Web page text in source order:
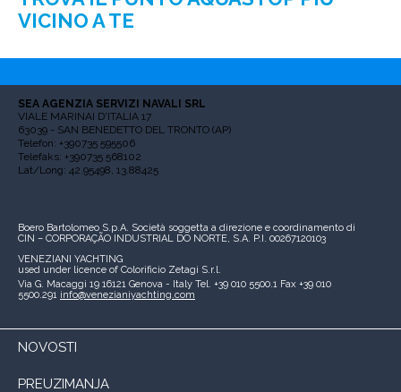
VICINO A TE
SEA AGENZIA SERVIZI NAVALI SRL
VIALE MARINAI D'ITALIA 17
63039 - SAN BENEDETTO DEL TRONTO (AP)
Telefon: +390735 595506
Telefaks: +390735 568102
Lat/Long: 42.95498, 13.88425
Boero Bartolomeo S.p.A. Società soggetta a direzione e coordinamento di
CIN – CORPORAÇÃO INDUSTRIAL DO NORTE, S.A. P.I. 00267120103
VENEZIANI YACHTING
used under licence of Colorificio Zetagi S.r.l.
Via G. Macaggi 19 16121 Genova - Italy Tel. +39 010 5500.1 Fax +39 010
5500.291 info@venezianiyachting.com
NOVOSTI
PREUZIMANJA